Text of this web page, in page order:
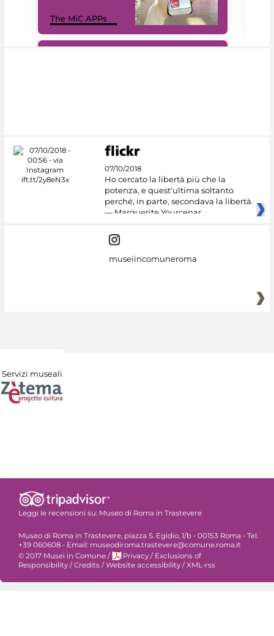
The MiC APPs
07/10/2018
Ho cercato la libertà più che la
potenza, e quest'ultima soltanto
perché, in parte, secondava la libertà.
— Marguerite Yourcenar
museiincomuneroma
Servizi museali
Leggi le recensioni su: Museo di Roma in Trastevere
Museo di Roma in Trastevere, piazza S. Egidio, 1/b - 00153 Roma - Tel.
+39 060608 - Email: museodiroma.trastevere@comune.roma.it
© 2017 Musei in Comune / Privacy / Exclusions of
Responsibility / Credits / Website accessibility / XML-rss